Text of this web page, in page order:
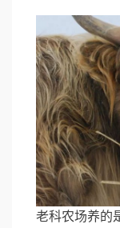
老科农场养的